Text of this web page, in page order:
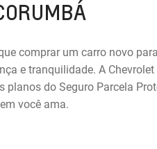
comprar um carro novo
e tranquilidade. A Chevrolet
planos do Seguro Parcela
você ama.